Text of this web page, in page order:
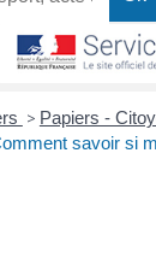
> Papiers -
savoir si